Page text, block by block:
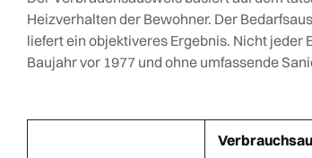
Heizverhalten der Bewohner. Der
liefert ein objektiveres Ergebnis. Nicht
Baujahr vor 1977 und ohne umfassende